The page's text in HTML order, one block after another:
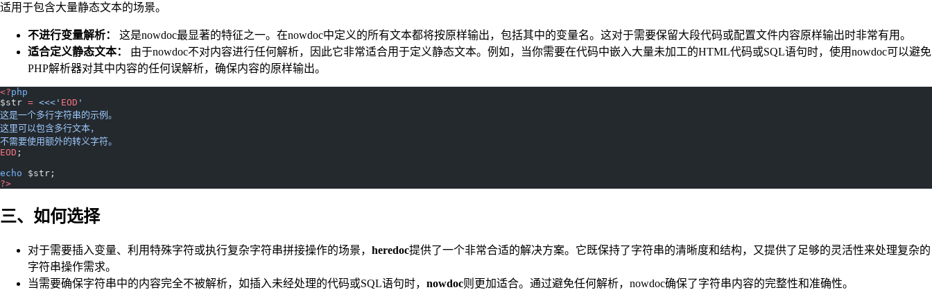
适用于包含大量静态文本的场景。
不进行变量解析：
这是nowdoc最显著的特征之一。在nowdoc中定义的所有文本都将按原样输出，包括其中的变量名。这对于需要保留大段代码或配置文件内容原样输出时非常有用。
适合定义静态文本：
由于nowdoc不对内容进行任何解析，因此它非常适合用于定义静态文本。例如，当你需要在代码中嵌入大量未加工的HTML代码或SQL语句时，使用nowdoc可以避免
PHP解析器对其中内容的任何误解析，确保内容的原样输出。
<?php
$str = <<<' EOD '
这是一个多行字符串的示例。
这里可以包含多行文本，
不需要使用额外的转义字符。
EOD ;
echo $str;
?>
三、如何选择
对于需要插入变量、利用特殊字符或执行复杂字符串拼接操作的场景， heredoc提供了一个非常合适的解决方案。它既保持了字符串的清晰度和结构，又提供了足够的灵活性来处理复杂的
字符串操作需求。
当需要确保字符串中的内容完全不被解析，如插入未经处理的代码或SQL语句时， nowdoc则更加适合。通过避免任何解析，nowdoc确保了字符串内容的完整性和准确性。